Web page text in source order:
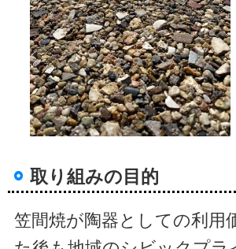
取り組みの目的
笠間焼が陶器としての利用